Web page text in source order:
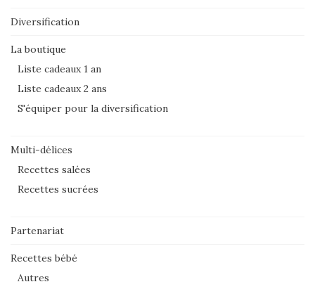
Diversification
La boutique
Liste cadeaux 1 an
Liste cadeaux 2 ans
S'équiper pour la diversification
Multi-délices
Recettes salées
Recettes sucrées
Partenariat
Recettes bébé
Autres